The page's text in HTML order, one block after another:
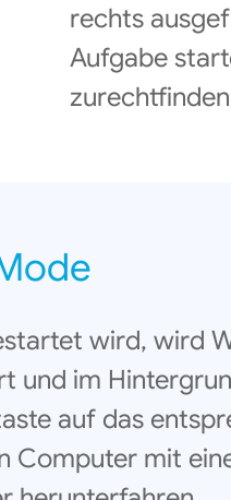
rechts
Aufgabe
wird, wird
und im
auf das
Computer mit